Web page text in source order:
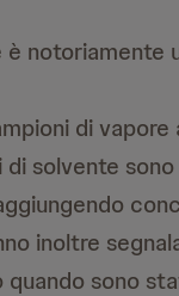
è notoriamente
di
solvente
inoltre
sono